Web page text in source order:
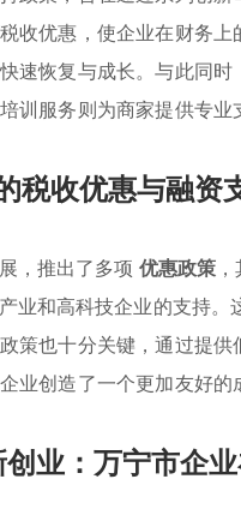
收优惠，使企业在财务
速恢复与成长。与此同
训服务则为商家提供专
税收优惠与融资
，推出了多项 优惠政策
业和高科技企业的支持。
策也十分关键，通过提
业创造了一个更加友好
业：万宁市企